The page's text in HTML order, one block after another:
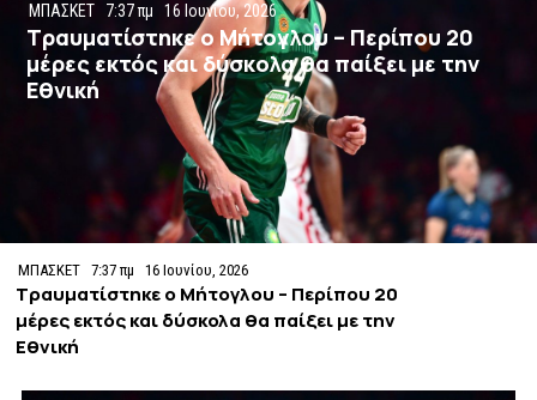
ΜΠΑΣΚΕΤ 7:37 πμ 16 Ιουνίου, 2026
Τραυματίστηκε ο Μήτογλου – Περίπου 20
μέρες εκτός και δύσκολα θα παίξει με την
Εθνική
ΜΠΑΣΚΕΤ 7:37 πμ 16 Ιουνίου, 2026
Τραυματίστηκε ο Μήτογλου – Περίπου 20
μέρες εκτός και δύσκολα θα παίξει με την
Εθνική